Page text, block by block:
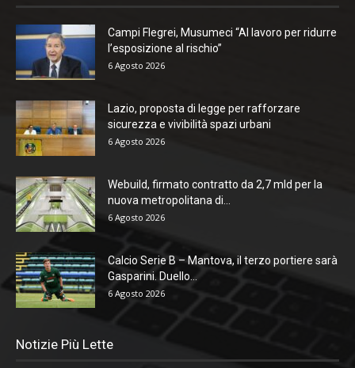
Campi Flegrei, Musumeci “Al lavoro per ridurre
l’esposizione al rischio”
6 Agosto 2026
Lazio, proposta di legge per rafforzare
sicurezza e vivibilità spazi urbani
6 Agosto 2026
Webuild, firmato contratto da 2,7 mld per la
nuova metropolitana di...
6 Agosto 2026
Calcio Serie B – Mantova, il terzo portiere sarà
Gasparini. Duello...
6 Agosto 2026
Notizie Più Lette